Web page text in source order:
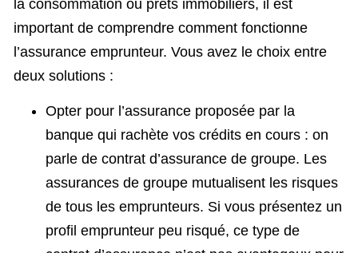
la consommation ou prêts immobiliers, il est
important de comprendre comment fonctionne
l’assurance emprunteur. Vous avez le choix entre
deux solutions :
Opter pour l’assurance proposée par la
banque qui rachète vos crédits en cours : on
parle de contrat d’assurance de groupe. Les
assurances de groupe mutualisent les risques
de tous les emprunteurs. Si vous présentez un
profil emprunteur peu risqué, ce type de